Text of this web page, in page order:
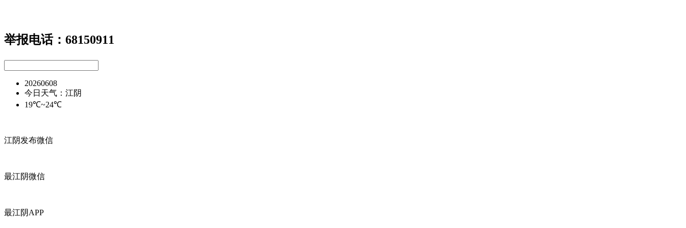
举报电话：68150911
20260608
今日天气：江阴
19℃~24℃
江阴发布微信
最江阴微信
最江阴APP